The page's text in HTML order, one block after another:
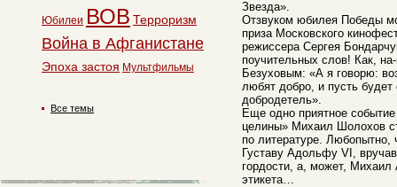
Звезда».
Отзвуком юбилея Победы
приза Московского
режиссера Сергея
поучительных слов! Как,
Безуховым: «А я говорю:
любят добро, и пусть
добродетель».
Еще одно приятное
целины» Михаил Шолохов
по литературе. Любопытно,
Густаву Адольфу VI,
гордости, а, может, Михаил
этикета…
Юбилеи ВОВ Терроризм
Война в Афганистане
Эпоха застоя Мультфильмы
Все темы